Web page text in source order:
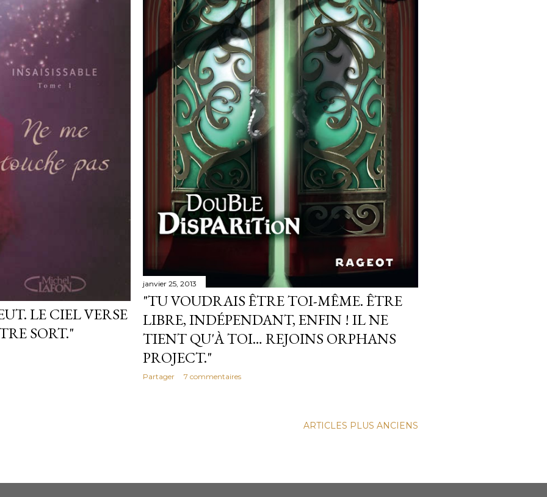
LE CIEL VERSE
SORT."
janvier 25, 2013
"TU VOUDRAIS ÊTRE TOI-MÊME. ÊTRE
LIBRE, INDÉPENDANT, ENFIN ! IL NE
TIENT QU'À TOI… REJOINS ORPHANS
PROJECT."
Partager 7 commentaires
ARTICLES PLUS ANCIENS